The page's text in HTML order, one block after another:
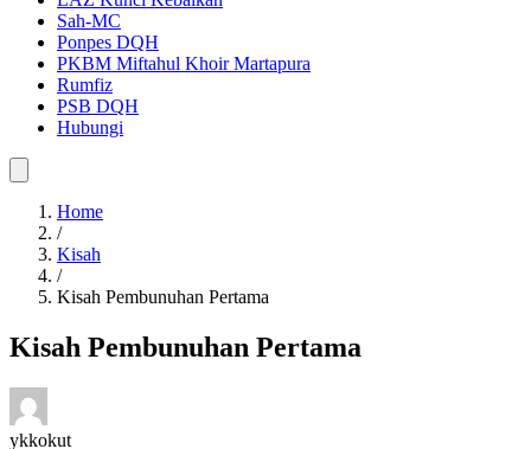
LAZ Kunci Kebaikan
Sah-MC
Ponpes DQH
PKBM Miftahul Khoir Martapura
Rumfiz
PSB DQH
Home
/
Kisah
/